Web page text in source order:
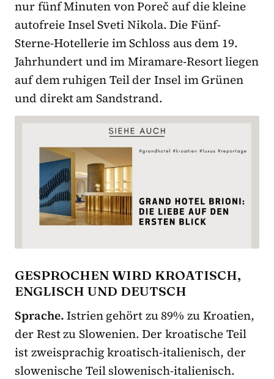
nur fünf Minuten von Poreč auf die kleine
autofreie Insel Sveti Nikola. Die Fünf-
Sterne-Hotellerie im Schloss aus dem 19.
Jahrhundert und im Miramare-Resort liegen
auf dem ruhigen Teil der Insel im Grünen
und direkt am Sandstrand.
GESPROCHEN WIRD KROATISCH,
ENGLISCH UND DEUTSCH
Sprache.Istrien gehört zu 89% zu Kroatien,
der Rest zu Slowenien. Der kroatische Teil
ist zweisprachig kroatisch-italienisch, der
slowenische Teil slowenisch-italienisch.